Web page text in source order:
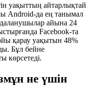
уақыттың айтарлықтай
Android-да ең танымал
айына 24
Facebook-та
қарау уақытын 48%
Бұл бейне
көрсетеді.
не үшін